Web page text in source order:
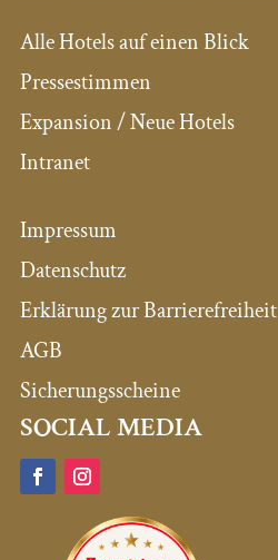
Alle Hotels auf einen Blick
Pressestimmen
Expansion / Neue Hotels
Intranet
Impressum
Datenschutz
Erklärung zur Barrierefreiheit
AGB
Sicherungsscheine
SOCIAL MEDIA